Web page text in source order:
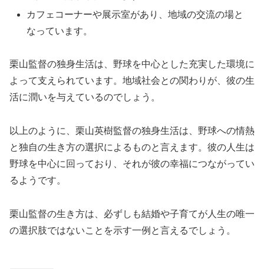
カフェコーナーや展示室があり、地域の交流の場と
なっています。
栗山監督の独身生活は、野球を中心とした充実した環境に
よって支えられています。地域社会との関わりが、彼の生
活に潤いを与えているのでしょう。
以上のように、栗山英樹監督の独身生活は、野球への情熱
と独自の生き方の選択によるものと言えます。彼の人生は
野球を中心に回っており、それが彼の幸福につながってい
るようです。
栗山監督の生き方は、必ずしも結婚や子育てが人生の唯一
の選択肢ではないことを示す一例と言えるでしょう。